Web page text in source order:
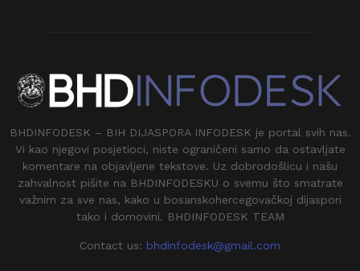
BHDINFODESK – BIH DIJASPORA INFODESK je portal svih nas.
Vi kao njegovi posjetioci, niste ograničeni samo da ostavljate
komentare na objavljene tekstove. Uz dobrodošlicu i našu
zahvalnost pišite na BHDINFODESKU o svemu što smatrate
važnim za sve nas, kako u bosanskohercegovačkoj dijaspori
tako i domovini. BHDINFODESK TEAM
Contact us: bhdinfodesk@gmail.com